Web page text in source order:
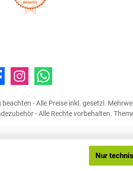
InstagramWhatsApp
- Alle Preise inkl. gesetzl.
- Alle Rechte vorbehalten.
Nur